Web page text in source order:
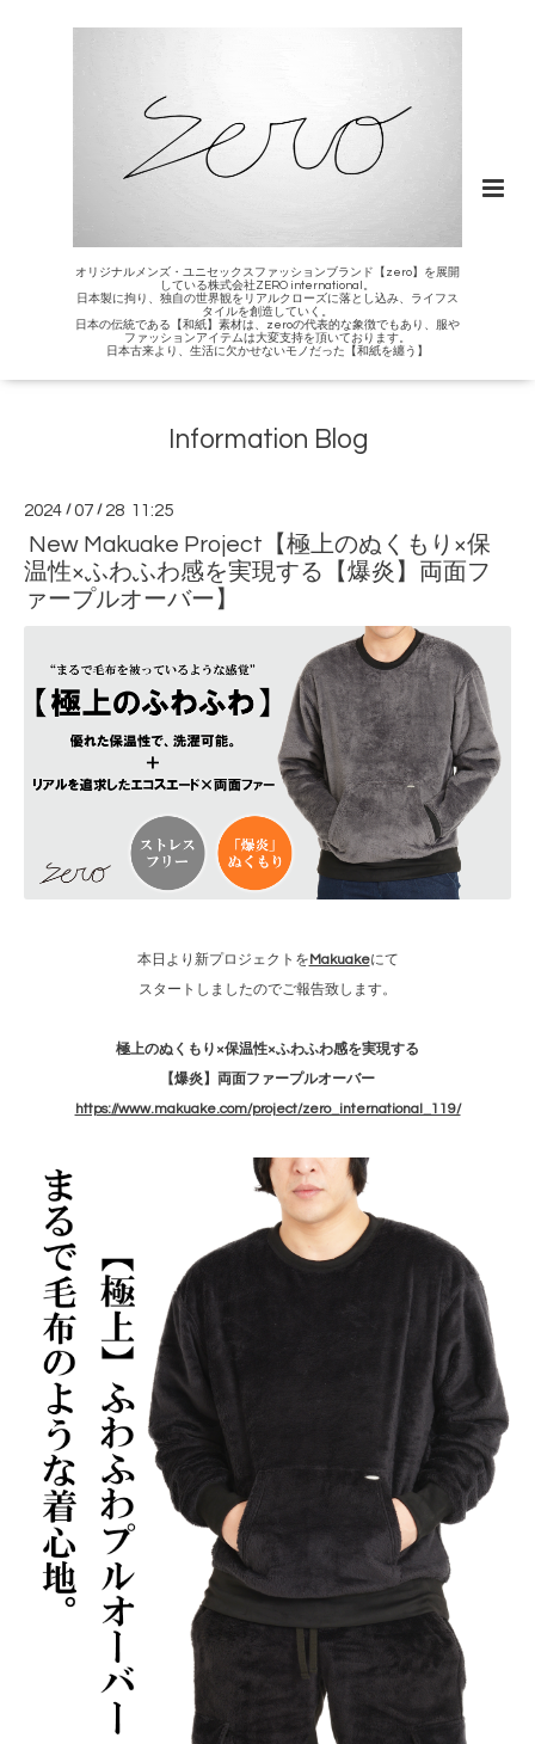
オリジナルメンズ・ユニセックスファッションブランド【zero】を展開
している株式会社ZERO international。
日本製に拘り、独自の世界観をリアルクローズに落とし込み、ライフス
タイルを創造していく。
日本の伝統である【和紙】素材は、zeroの代表的な象徴でもあり、服や
ファッションアイテムは大変支持を頂いております。
日本古来より、生活に欠かせないモノだった【和紙を纏う】
Information Blog
2024 /07 / 28 11:25
New Makuake Project【極上のぬくもり×保
温性×ふわふわ感を実現する【爆炎】両面フ
ァープルオーバー】
本日より新プロジェクトを Makuakeにて
スタートしましたのでご報告致します。
極上のぬくもり×保温性×ふわふわ感を実現する
【爆炎】両面ファープルオーバー
https://www.makuake.com/project/zero_international_119/